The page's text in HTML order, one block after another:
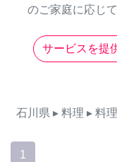
のご家庭に応じ
サービスを提
石川県 ▸ 料理 ▸ 料
1